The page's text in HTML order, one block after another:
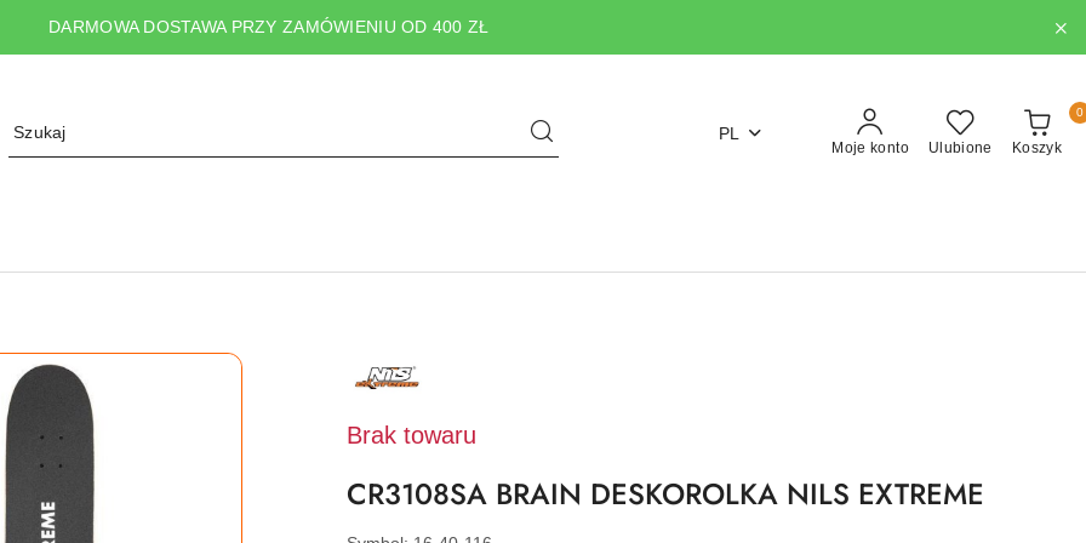
DARMOWA DOSTAWA PRZY ZAMÓWIENIU OD 400 ZŁ
PL
Moje konto Ulubione Koszyk
0
PRODUCENTA:
NILS
Brak towaru
CR3108SA BRAIN DESKOROLKA NILS EXTREME